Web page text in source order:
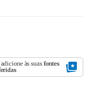
às suas fontes